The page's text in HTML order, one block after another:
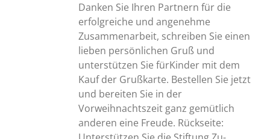
Danken Sie Ihren Partnern für die
erfolgreiche und angenehme
Zusammenarbeit, schreiben Sie einen
lieben persönlichen Gruß und
unterstützen Sie fürKinder mit dem
Kauf der Grußkarte. Bestellen Sie jetzt
und bereiten Sie in der
Vorweihnachtszeit ganz gemütlich
anderen eine Freude. Rückseite: